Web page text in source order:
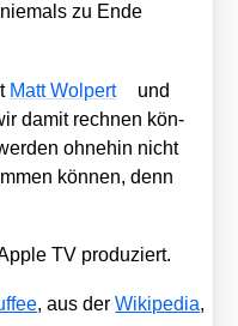
zu Ende
Matt Wol­pert
und
damit rech­nen kön­
ohne­hin nicht
kön­nen, denn
TV pro­du­ziert.
, aus derWiki­pe­dia,